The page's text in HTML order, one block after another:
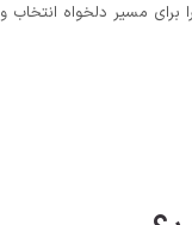
برای مسیر دلخواه انتخاب و